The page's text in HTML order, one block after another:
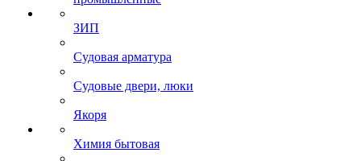
ЗИП
Судовая арматура
Судовые двери, люки
Якоря
Химия бытовая